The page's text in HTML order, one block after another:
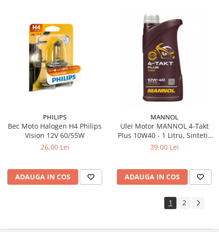
PHILIPS
Bec Moto Halogen H4 Philips
Vision 12V 60/55W
26,00 Lei
ADAUGA IN COS
MANNOL
Ulei Motor MANNOL 4-Takt
Plus 10W40 - 1 Litru, Sintetic
cu Ester (Moto 4T, Ambreiaj
39,00 Lei
ADAUGA IN COS
1 2